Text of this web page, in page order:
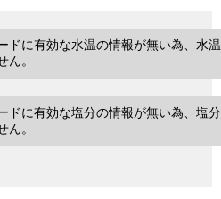
ドに有効な水温の情報が無い為、水
ん。
ドに有効な塩分の情報が無い為、塩
ん。